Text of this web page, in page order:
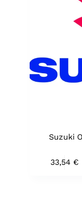
Suzuki
33,54 €